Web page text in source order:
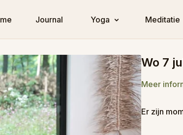
Journal Yoga Meditatie
Wo 7
Meer
Er zijn